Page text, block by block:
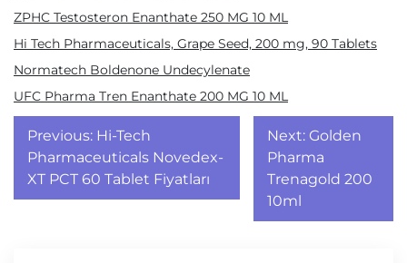
ZPHC Testosteron Enanthate 250 MG 10 ML
Hi Tech Pharmaceuticals, Grape Seed, 200 mg, 90 Tablets
Normatech Boldenone Undecylenate
UFC Pharma Tren Enanthate 200 MG 10 ML
Yazı
gezinmesi
Previous: Hi-Tech
Pharmaceuticals Novedex-
XT PCT 60 Tablet Fiyatları
Next: Golden
Pharma
Trenagold 200
10ml